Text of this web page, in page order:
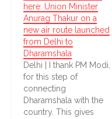
here: Union Minister
Anurag Thakur on a
new air route launched
from Delhi to
Dharamshala
Delhi | I thank PM Modi,
for this step of
connecting
Dharamshala with the
country. This gives